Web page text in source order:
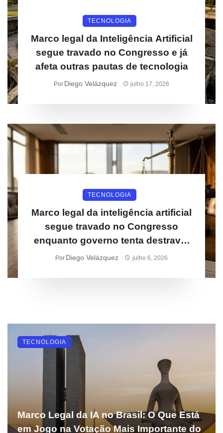
TECNOLOGIA
Marco legal da Inteligência Artificial
segue travado no Congresso e já
afeta outras pautas de tecnologia
Por Diego Velázquez julho 17, 2026
TECNOLOGIA
Marco legal da inteligência artificial
segue travado no Congresso
enquanto governo tenta destravar
regulação por outra via
Por Diego Velázquez julho 6, 2026
Marco Legal da IA no Brasil: O Que Está
em Jogo na Votação Mais Importante do
TECNOLOGIA